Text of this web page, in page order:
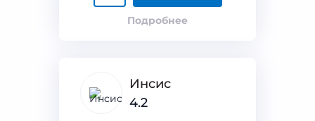
Подробнее
Инсис
4.2